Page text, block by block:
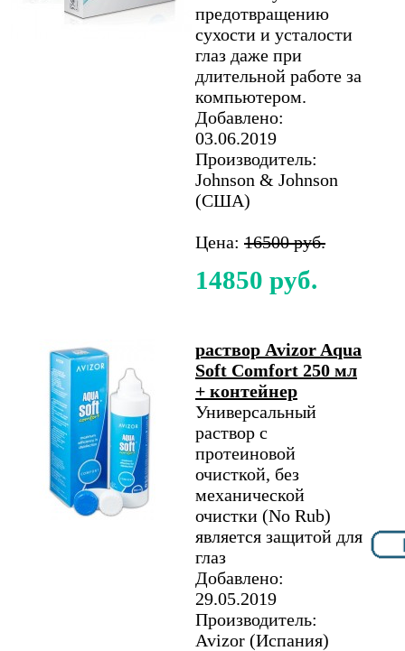
предотвращению
сухости и усталости
глаз даже при
длительной работе за
компьютером.
Добавлено:
03.06.2019
Производитель:
Johnson & Johnson
(США)
Цена: 16500 руб.
14850 руб.
раствор Avizor Aqua
Soft Comfort 250 мл
+ контейнер
Универсальный
раствор с
протеиновой
очисткой, без
механической
очистки (No Rub)
является защитой для
глаз
Добавлено:
29.05.2019
Производитель:
Avizor (Испания)